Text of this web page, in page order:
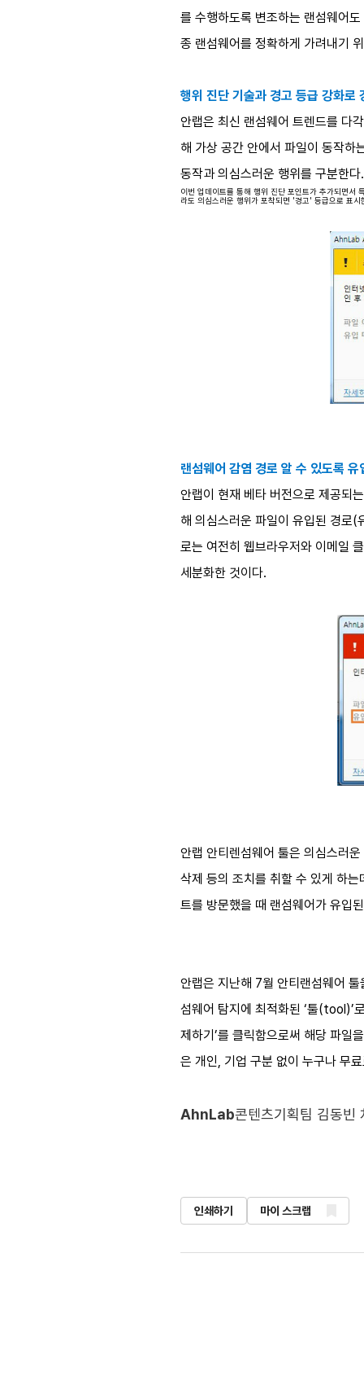
를 수행하도록 변조하는 랜섬웨어
종 랜섬웨어를 정확하게 가려내기
행위 진단 기술과 경고 등급 강화로
안랩은 최신 랜섬웨어 트렌드를 다
해 가상 공간 안에서 파일이 동작하
동작과 의심스러운 행위를 구분한
이번 업데이트를 통해 행위 진단 포인트가 추가되면서
라도 의심스러운 행위가 포착되면 '경고' 등급으로 표
랜섬웨어 감염 경로 알 수 있도록
안랩이 현재 베타 버전으로 제공되
해 의심스러운 파일이 유입된 경
로는 여전히 웹브라우저와 이메일
세분화한 것이다.
안랩 안티렌섬웨어 툴은 의심스러
삭제 등의 조치를 취할 수 있게 하
트를 방문했을 때 랜섬웨어가 유입
안랩은 지난해 7월 안티랜섬웨어
섬웨어 탐지에 최적화된 ‘툴(tool)’
제하기’를 클릭함으로써 해당 파일
은 개인, 기업 구분 없이 누구나 무
AhnLab콘텐츠기획팀 김동빈
인쇄하기 마이 스크랩